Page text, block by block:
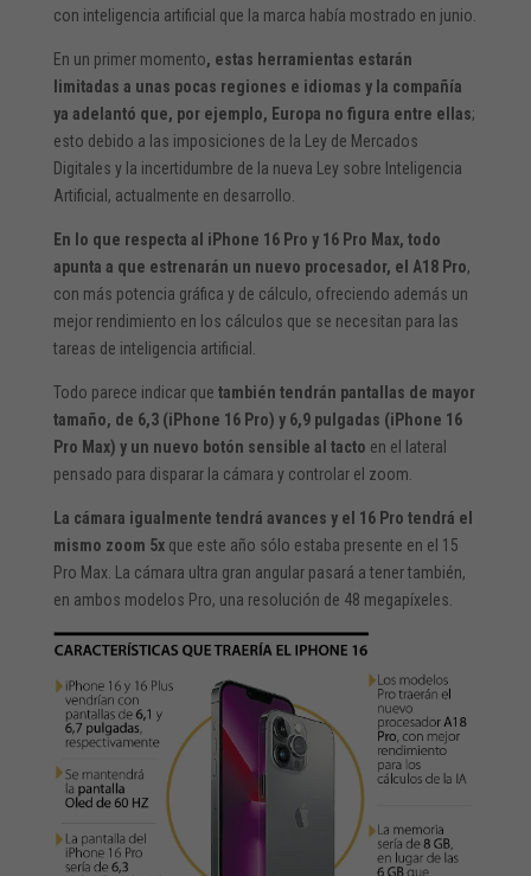
con inteligencia artificial que la marca había mostrado en junio.
En un primer momento, estas herramientas estarán
limitadas a unas pocas regiones e idiomas y la compañía
ya adelantó que, por ejemplo, Europa no figura entre ellas;
esto debido a las imposiciones de la Ley de Mercados
Digitales y la incertidumbre de la nueva Ley sobre Inteligencia
Artificial, actualmente en desarrollo.
En lo que respecta al iPhone 16 Pro y 16 Pro Max, todo
apunta a que estrenarán un nuevo procesador, el A18 Pro,
con más potencia gráfica y de cálculo, ofreciendo además un
mejor rendimiento en los cálculos que se necesitan para las
tareas de inteligencia artificial.
Todo parece indicar que también tendrán pantallas de mayor
tamaño, de 6,3 (iPhone 16 Pro) y 6,9 pulgadas (iPhone 16
Pro Max) y un nuevo botón sensible al tacto en el lateral
pensado para disparar la cámara y controlar el zoom.
La cámara igualmente tendrá avances y el 16 Pro tendrá el
mismo zoom 5xque este año sólo estaba presente en el 15
Pro Max. La cámara ultra gran angular pasará a tener también,
en ambos modelos Pro, una resolución de 48 megapíxeles.